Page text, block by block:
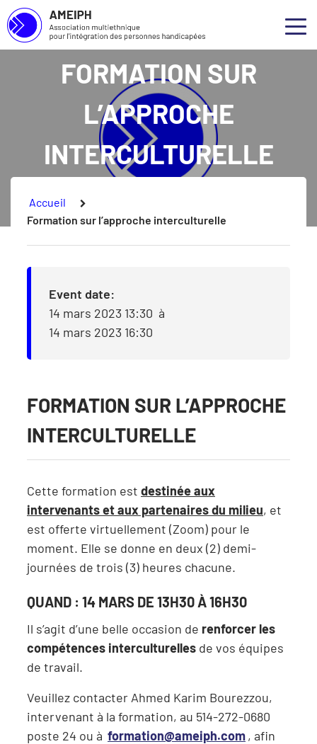
Skip to main content
Skip to footer
Association multiethnique pour l’intégration des personnes
Qui
FORMATION SUR
L’APPROCHE
INTERCULTURELLE
Vous êtes ici :
Accueil
Formation sur l’approche interculturelle
Event date:
14 mars 2023 13:30 à
14 mars 2023 16:30
FORMATION SUR L’APPROCHE
INTERCULTURELLE
Cette formation est destinée aux
intervenants et aux partenaires du milieu, et
est offerte virtuellement (Zoom) pour le
moment. Elle se donne en deux (2) demi-
journées de trois (3) heures chacune.
QUAND : 14 MARS DE 13H30 À 16H30
Il s’agit d’une belle occasion de renforcer les
compétences interculturelles de vos équipes
de travail.
Veuillez contacter Ahmed Karim Bourezzou,
intervenant à la formation, au 514-272-0680
poste 24 ou à formation@ameiph.com, afin